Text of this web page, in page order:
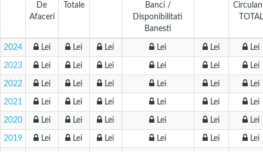
De
Afaceri
Totale
Banci /
Disponibilitati
Banesti
TOTAL
2024 Lei Lei Lei Lei Lei Lei
2023 Lei Lei Lei Lei Lei Lei
2022 Lei Lei Lei Lei Lei Lei
2021 Lei Lei Lei Lei Lei Lei
2020 Lei Lei Lei Lei Lei Lei
2019 Lei Lei Lei Lei Lei Lei